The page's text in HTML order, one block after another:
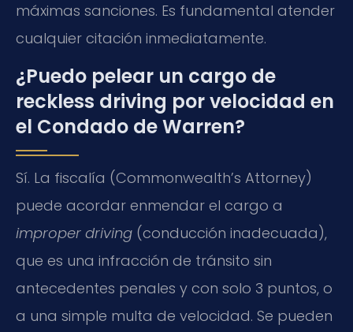
máximas sanciones. Es fundamental atender
cualquier citación inmediatamente.
¿Puedo pelear un cargo de
reckless driving por velocidad en
el Condado de Warren?
Sí. La fiscalía (Commonwealth’s Attorney)
puede acordar enmendar el cargo a
improper driving (conducción inadecuada),
que es una infracción de tránsito sin
antecedentes penales y con solo 3 puntos, o
a una simple multa de velocidad. Se pueden